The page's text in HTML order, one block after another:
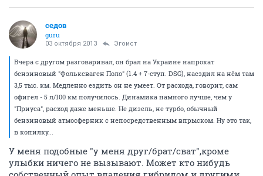
седов
guru
03 октября 2013 Эгоист
Вчера с другом разговаривал, он брал на Украине напрокат
бензиновый "Фольксваген Поло" (1.4 + 7-ступ. DSG), наездил на нём там
3,5 тыс. км. Медленно ездить он не умеет. От расхода, говорит, сам
офигел - 5 л/100 км получилось. Динамика намного лучше, чем у
"Приуса", расход даже меньше. Не дизель, не турбо, обычный
бензиновый атмосферник с непосредственным впрыском. Ну это так,
в копилку...
У меня подобные "у меня друг/брат/сват",кроме
улыбки ничего не вызывают. Может кто нибудь